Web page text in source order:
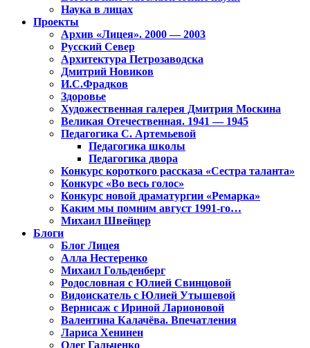
Наука в лицах
Проекты
Архив «Лицея». 2000 — 2003
Русский Север
Архитектура Петрозаводска
Дмитрий Новиков
И.С.Фрадков
Здоровье
Художественная галерея Дмитрия Москина
Великая Отечественная. 1941 — 1945
Педагогика С. Артемьевой
Педагогика школы
Педагогика двора
Конкурс короткого рассказа «Сестра таланта»
Конкурс «Во весь голос»
Конкурс новой драматургии «Ремарка»
Каким мы помним август 1991-го…
Михаил Швейцер
Блоги
Блог Лицея
Алла Нестеренко
Михаил Гольденберг
Родословная с Юлией Свинцовой
Видоискатель с Юлией Утышевой
Вернисаж с Ириной Ларионовой
Валентина Калачёва. Впечатления
Лариса Хенинен
Олег Гальченко